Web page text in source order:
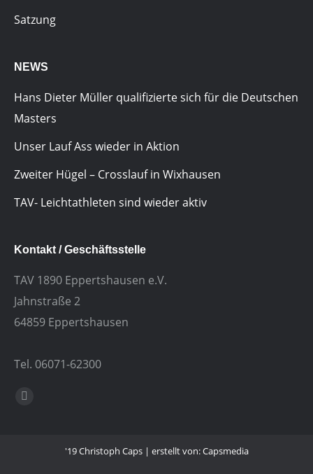
Satzung
NEWS
Hans Dieter Müller qualifizierte sich für die Deutschen
Masters
Unser Lauf Ass wieder in Aktion
Zweiter Hügel – Crosslauf in Wixhausen
TAV- Leichtathleten sind wieder aktiv
Kontakt / Geschäftsstelle
TAV 1890 Eppertshausen e.V.
Jahnstraße 2
64859 Eppertshausen
Tel. 06071-62300
Finden Sie uns auf:
E-
'19 Christoph Caps | erstellt von: Capsmedia